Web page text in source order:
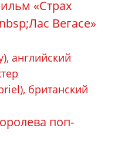
«Страх
Вегасе»
английский
британский
поп-